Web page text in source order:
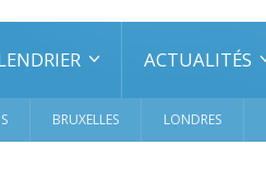
ACTUALITÉS
BRUXELLES LONDRES